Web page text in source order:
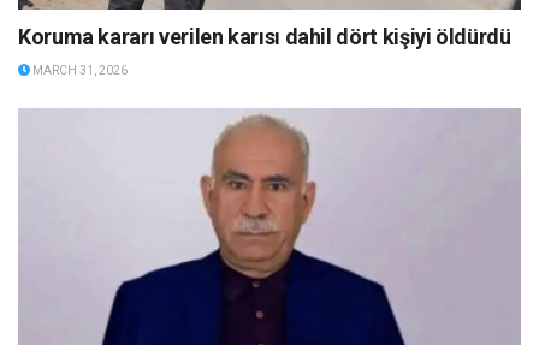
Koruma kararı verilen karısı dahil dört kişiyi öldürdü
MARCH 31, 2026